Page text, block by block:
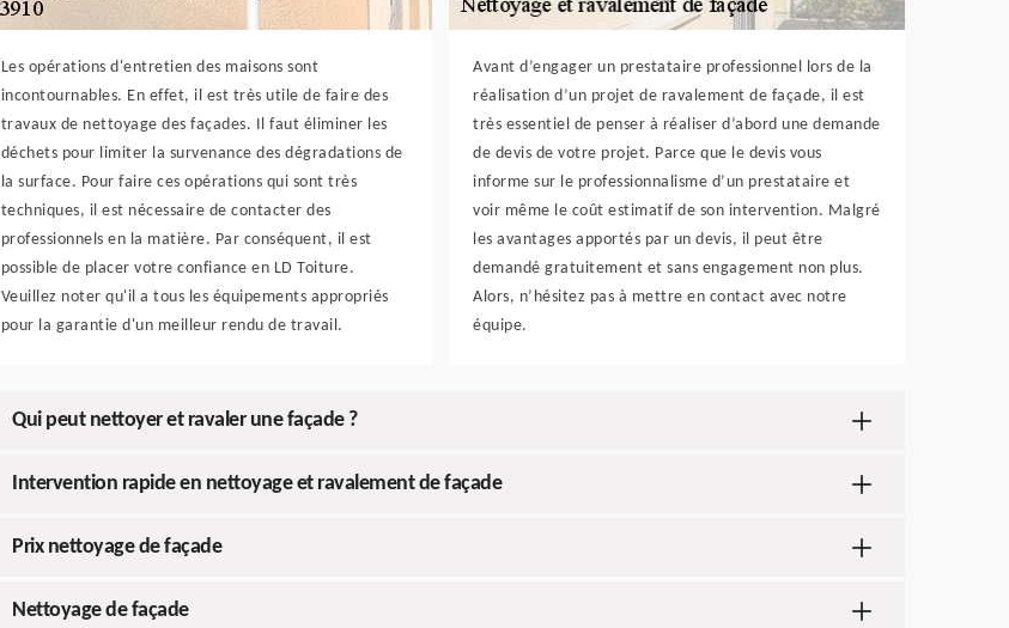
Les opérations d'entretien des maisons sont
incontournables. En effet, il est très utile de faire des
travaux de nettoyage des façades. Il faut éliminer les
déchets pour limiter la survenance des dégradations de
la surface. Pour faire ces opérations qui sont très
techniques, il est nécessaire de contacter des
professionnels en la matière. Par conséquent, il est
possible de placer votre confiance en LD Toiture.
Veuillez noter qu'il a tous les équipements appropriés
pour la garantie d'un meilleur rendu de travail.
Avant d’engager un prestataire professionnel lors de la
réalisation d’un projet de ravalement de façade, il est
très essentiel de penser à réaliser d’abord une demande
de devis de votre projet. Parce que le devis vous
informe sur le professionnalisme d’un prestataire et
voir même le coût estimatif de son intervention. Malgré
les avantages apportés par un devis, il peut être
demandé gratuitement et sans engagement non plus.
Alors, n’hésitez pas à mettre en contact avec notre
équipe.
Qui peut nettoyer et ravaler une façade ?
Intervention rapide en nettoyage et ravalement de façade
Prix nettoyage de façade
Nettoyage de façade